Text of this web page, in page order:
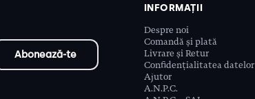
INFORMAȚII
Despre noi
Comandă și plată
Livrare și Retur
Confidențialitatea datelor
Ajutor
A.N.P.C.